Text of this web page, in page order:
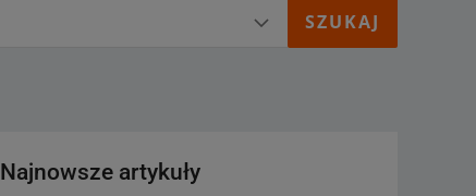
Najnowsze artykuły